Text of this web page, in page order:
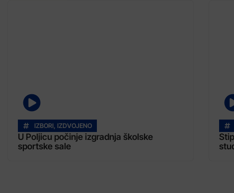
IZBORI IZDVOJENO
U Poljicu počinje izgradnja školske
sportske sale